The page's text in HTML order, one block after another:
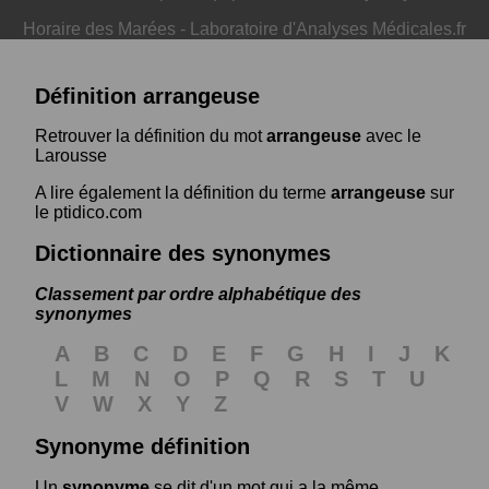
Horaire des Marées - Laboratoire d'Analyses Médicales.fr
Définition arrangeuse
Retrouver la définition du motarrangeuse avec le
Larousse
A lire également la définition du terme arrangeuse sur
le ptidico.com
Dictionnaire des synonymes
Classement par ordre alphabétique des
synonymes
A B C D E F G H I J
K
L
M N O P Q R S T
U
V
W X Y
Z
Synonyme définition